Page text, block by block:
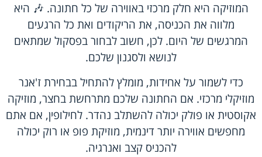
המוזיקה היא חלק מרכזי באווירה של כל חתונה. 🎶 היא
מלווה את הכניסה, את הריקודים ואת כל הרגעים
המרגשים של היום. לכן, חשוב לבחור בפסקול שמתאים
לנושא ולסגנון שלכם.
כדי לשמור על אחידות, מומלץ להתחיל בבחירת ז'אנר
מוזיקלי מרכזי. אם החתונה שלכם מתרחשת בחצר, מוזיקה
אקוסטית או פולק יכולה להשתלב נהדר. לחילופין, אם אתם
מחפשים אווירה יותר דינמית, מוזיקת פופ או רוק יכולה
להכניס קצב ואנרגיה.